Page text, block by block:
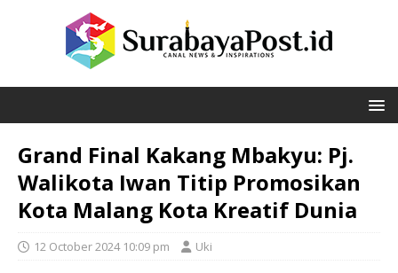
Grand Final Kakang Mbakyu: Pj.
Walikota Iwan Titip Promosikan
Kota Malang Kota Kreatif Dunia
12 October 2024 10:09 pm Uki